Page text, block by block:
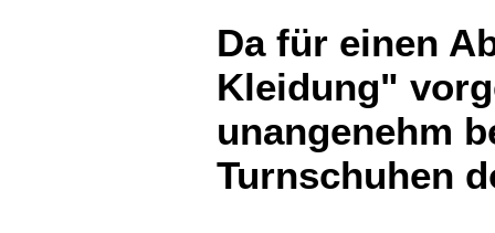
Da für einen
Kleidung"
unangenehm
Turnschuhen